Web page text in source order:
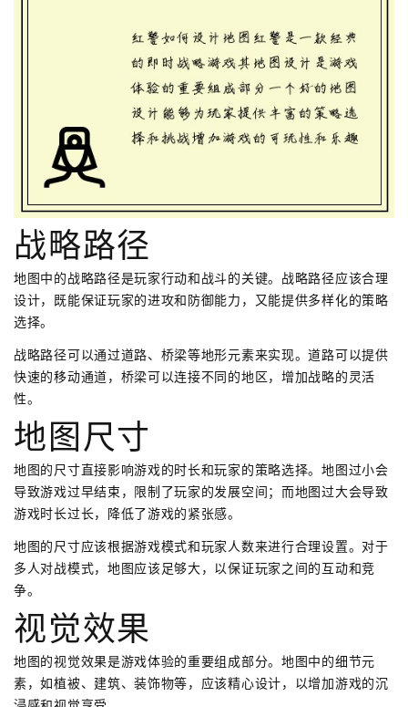
战略路径
地图中的战略路径是玩家行动和战斗的关键。战略路径应该合理
设计，既能保证玩家的进攻和防御能力，又能提供多样化的策略
选择。
战略路径可以通过道路、桥梁等地形元素来实现。道路可以提供
快速的移动通道，桥梁可以连接不同的地区，增加战略的灵活
性。
地图尺寸
地图的尺寸直接影响游戏的时长和玩家的策略选择。地图过小会
导致游戏过早结束，限制了玩家的发展空间；而地图过大会导致
游戏时长过长，降低了游戏的紧张感。
地图的尺寸应该根据游戏模式和玩家人数来进行合理设置。对于
多人对战模式，地图应该足够大，以保证玩家之间的互动和竞
争。
视觉效果
地图的视觉效果是游戏体验的重要组成部分。地图中的细节元
素，如植被、建筑、装饰物等，应该精心设计，以增加游戏的沉